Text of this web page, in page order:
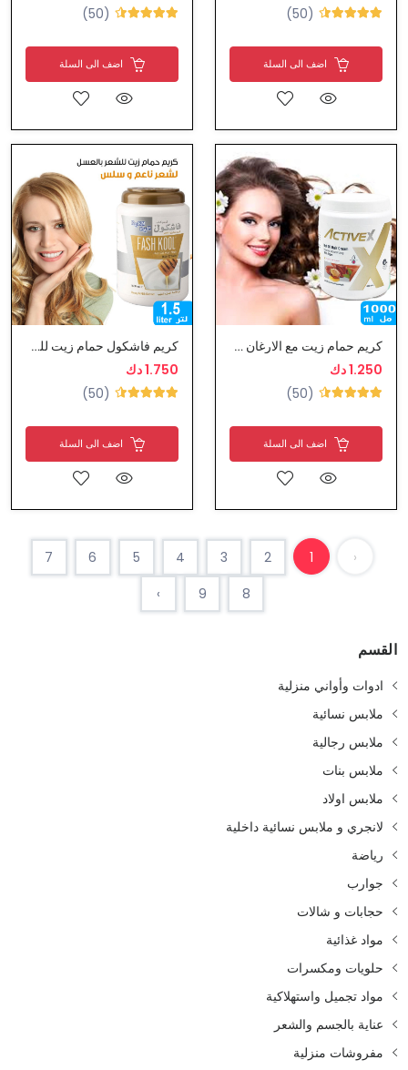
(50)
اضف الى السلة
(50)
اضف الى السلة
كريم حمام زيت مع الارغان - اكتيف اكس
1.250 دك
(50)
اضف الى السلة
كريم فاشكول حمام زيت للشعر بالعسل وبروتين الحليب
1.750 دك
(50)
اضف الى السلة
‹
1
2
3
4
5
6
7
8
9
›
القسم
ادوات وأواني منزلية
ملابس نسائية
ملابس رجالية
ملابس بنات
ملابس اولاد
لانجري و ملابس نسائية داخلية
رياضة
جوارب
حجابات و شالات
مواد غذائية
حلويات ومكسرات
مواد تجميل واستهلاكية
عناية بالجسم والشعر
مفروشات منزلية